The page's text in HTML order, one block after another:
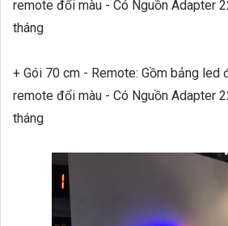
remote đổi màu - Có Nguồn Adapter
tháng
+ Gói 70 cm - Remote: Gồm bảng led
remote đổi màu - Có Nguồn Adapter
tháng